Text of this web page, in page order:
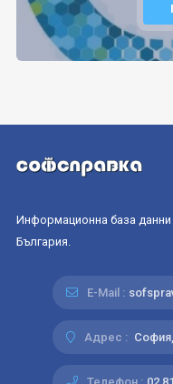
Информационна база
България.
E-Mail :
Адрес :